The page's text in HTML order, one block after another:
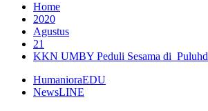
Home
2020
Agustus
21
KKN UMBY Peduli Sesama di
HumanioraEDU
NewsLINE